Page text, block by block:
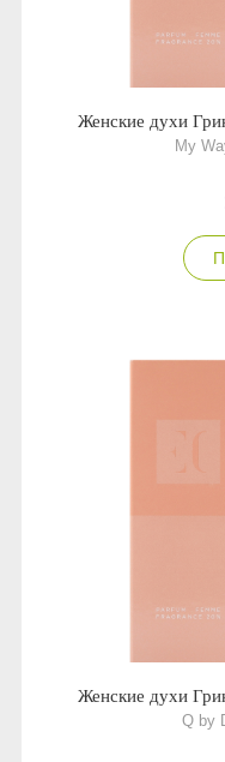
Женские духи
My
Женские духи
Q by